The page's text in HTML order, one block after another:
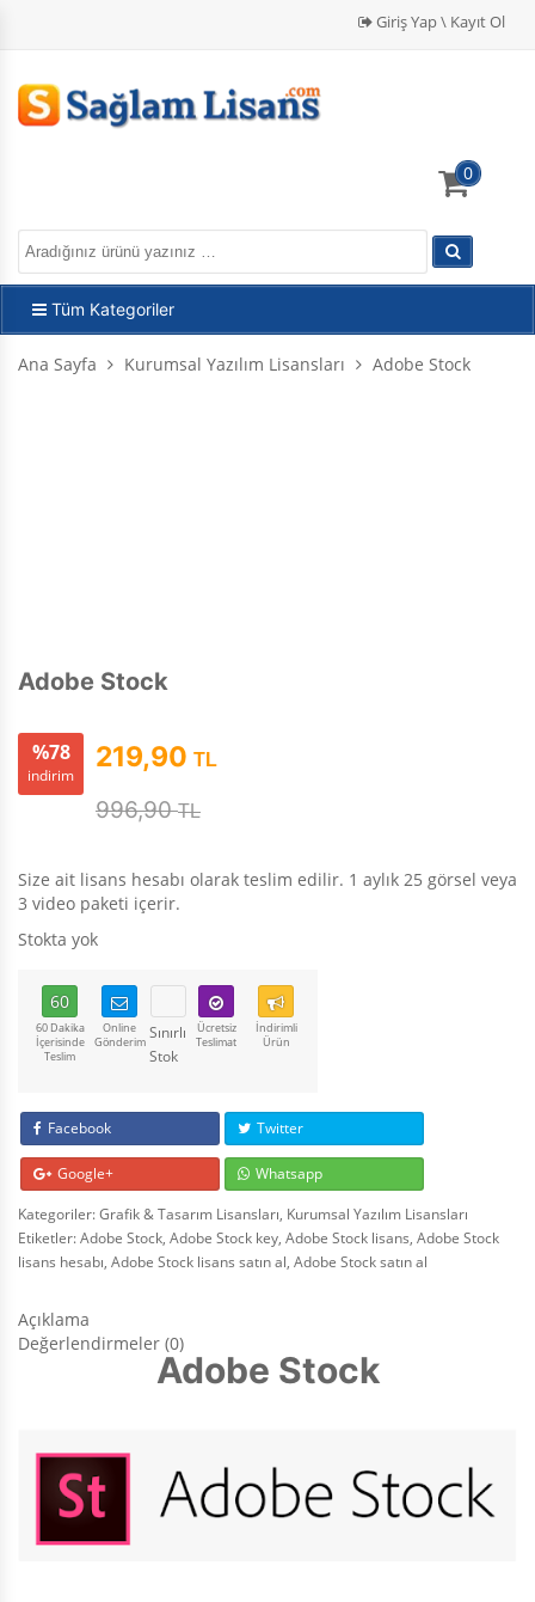
Giriş Yap \ Kayıt Ol
0
Tüm Kategoriler
Ana Sayfa Kurumsal Yazılım Lisansları Adobe Stock
Adobe Stock
%78
indirim
219,90 TL
996,90TL
Size ait lisans hesabı olarak teslim edilir. 1 aylık 25 görsel veya
3 video paketi içerir.
Stokta yok
60
60 Dakika
İçerisinde
Teslim
Online
Gönderim Sınırlı
Stok
Ücretsiz
Teslimat
İndirimli
Ürün
Facebook Twitter
Google+
Whatsapp
Kategoriler:Grafik & Tasarım Lisansları, Kurumsal Yazılım Lisansları
Etiketler:Adobe Stock, Adobe Stock key, Adobe Stock lisans, Adobe Stock
lisans hesabı, Adobe Stock lisans satın al, Adobe Stock satın al
Açıklama
Değerlendirmeler (0)
Adobe Stock